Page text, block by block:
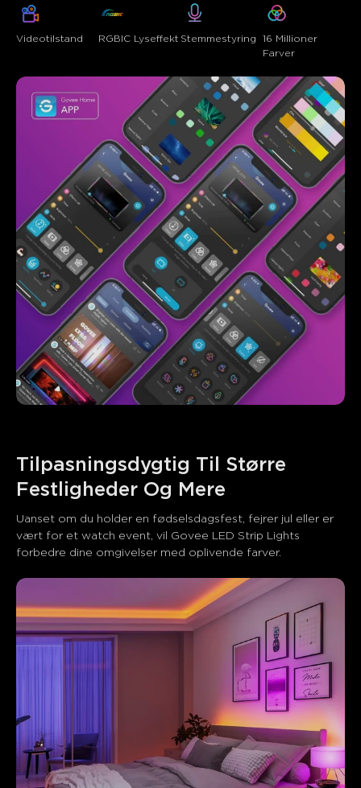
Videotilstand RGBIC Lyseffekt Stemmestyring
16 Millioner
Farver
Tilpasningsdygtig Til Større
Festligheder Og Mere
Uanset om du holder en fødselsdagsfest, fejrer jul eller er
vært for et watch event, vil Govee LED Strip Lights
forbedre dine omgivelser med oplivende farver.